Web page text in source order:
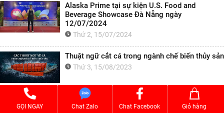
Alaska Prime tại sự kiện U.S. Food and
Beverage Showcase Đà Nẵng ngày
12/07/2024
Thứ 2, 15/07/2024
Thuật ngữ cắt cá trong ngành chế biến thủy sản
Thứ 3, 15/08/2023
Cải cầu vồng: Lợi ích dinh dưỡng và tác dụng
tuyệt vời cho sức khỏe
GỌI NGAY Chat Zalo Chat Facebook Giỏ hàng